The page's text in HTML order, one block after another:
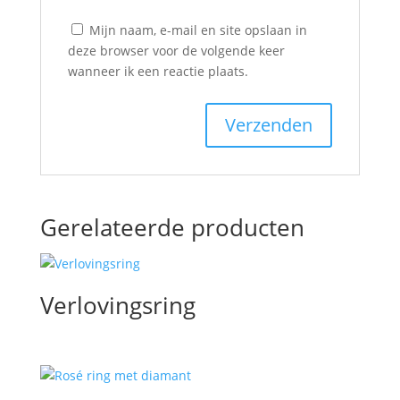
Mijn naam, e-mail en site opslaan in
deze browser voor de volgende keer
wanneer ik een reactie plaats.
Gerelateerde producten
Verlovingsring